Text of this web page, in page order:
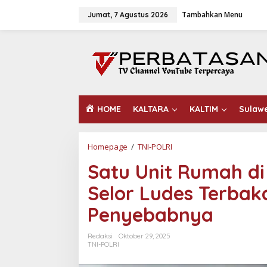
Jumat, 7 Agustus 2026 Tambahkan Menu
HOME KALTARA KALTIM
Homepage / TNI-POLRI
U
n
i
t
Satu Unit Rumah
Selor Ludes
Penyebabnya
Redaksi
Oktober 29, 2025
TNI-POLRI